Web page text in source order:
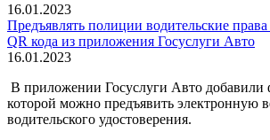
16.01.2023
Предъявлять полиции водительские
QR кода из приложения Госуслуги Авто
16.01.2023
В приложении Госуслуги Авто добавили
которой можно предъявить электронную
водительского удостоверения.